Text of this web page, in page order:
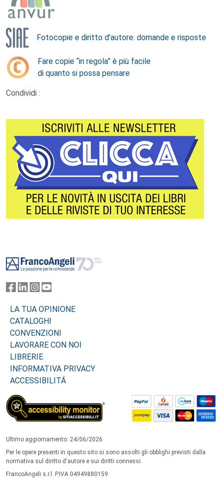
Fotocopie e diritto d’autore: domande e risposte
Fare copie “in regola” è più facile
di quanto si possa pensare
Condividi :
LA TUA OPINIONE
CATALOGHI
CONVENZIONI
LAVORARE CON NOI
LIBRERIE
INFORMATIVA PRIVACY
ACCESSIBILITÁ
Ultimo aggiornamento: 24/06/2026
Per le opere presenti in questo sito si sono assolti gli obblighi previsti dalla
normativa sul diritto d'autore e sui diritti connessi.
FrancoAngeli s.r.l. P.IVA 04949880159